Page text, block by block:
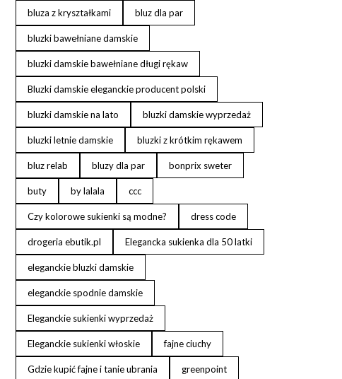
bluza z kryształkami bluz dla par
bluzki bawełniane damskie
bluzki damskie bawełniane długi rękaw
Bluzki damskie eleganckie producent polski
bluzki damskie na lato bluzki damskie wyprzedaż
bluzki letnie damskie bluzki z krótkim rękawem
bluz relab bluzy dla par bonprix sweter
buty by lalala ccc
Czy kolorowe sukienki są modne? dress code
drogeria ebutik.pl Elegancka sukienka dla 50 latki
eleganckie bluzki damskie
eleganckie spodnie damskie
Eleganckie sukienki wyprzedaż
Eleganckie sukienki włoskie fajne ciuchy
Gdzie kupić fajne i tanie ubrania greenpoint